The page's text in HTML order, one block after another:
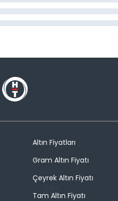
Altın Fiyatları
Gram Altın Fiyatı
Çeyrek Altın Fiyatı
Tam Altın Fiyatı